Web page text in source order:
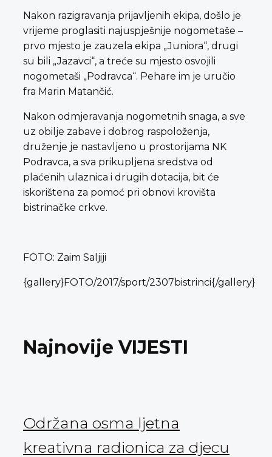
Nakon razigravanja prijavljenih ekipa, došlo je
vrijeme proglasiti najuspješnije nogometaše –
prvo mjesto je zauzela ekipa „Juniora“, drugi
su bili „Jazavci“, a treće su mjesto osvojili
nogometaši „Podravca“. Pehare im je uručio
fra Marin Matančić.
Nakon odmjeravanja nogometnih snaga, a sve
uz obilje zabave i dobrog raspoloženja,
druženje je nastavljeno u prostorijama NK
Podravca, a sva prikupljena sredstva od
plaćenih ulaznica i drugih dotacija, bit će
iskorištena za pomoć pri obnovi krovišta
bistrinačke crkve.
FOTO: Zaim Saljiji
{gallery}FOTO/2017/sport/2307bistrinci{/gallery}
Najnovije VIJESTI
Održana osma ljetna
kreativna radionica za djecu